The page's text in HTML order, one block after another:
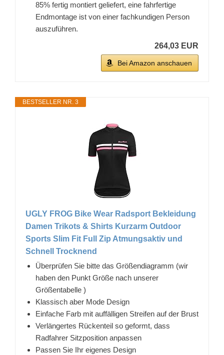
85% fertig montiert geliefert, eine fahrfertige
Endmontage ist von einer fachkundigen Person
auszuführen.
264,03 EUR
Bei Amazon anschauen
BESTSELLER NR. 3
UGLY FROG Bike Wear Radsport Bekleidung
Damen Trikots & Shirts Kurzarm Outdoor
Sports Slim Fit Full Zip Atmungsaktiv und
Schnell Trocknend
Überprüfen Sie bitte das Größendiagramm (wir
haben den Punkt Größe nach unserer
Größentabelle )
Klassisch aber Mode Design
Einfache Farb mit auffälligen Streifen auf der Brust
Verlängertes Rückenteil so geformt, dass
Radfahrer Sitzposition anpassen
Passen Sie Ihr eigenes Design